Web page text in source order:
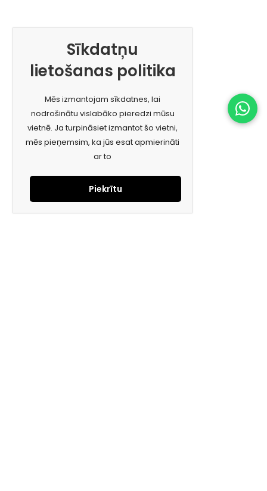
Sīkdatņu
lietošanas politika
Mēs izmantojam sīkdatnes, lai
nodrošinātu vislabāko pieredzi mūsu
vietnē. Ja turpināsiet izmantot šo vietni,
mēs pieņemsim, ka jūs esat apmierināti
ar to
Piekrītu